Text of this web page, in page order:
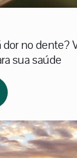
no dente?
sua saúde